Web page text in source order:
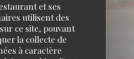
et ses
utilisent des
ce site, pouvant
la collecte de
à caractère